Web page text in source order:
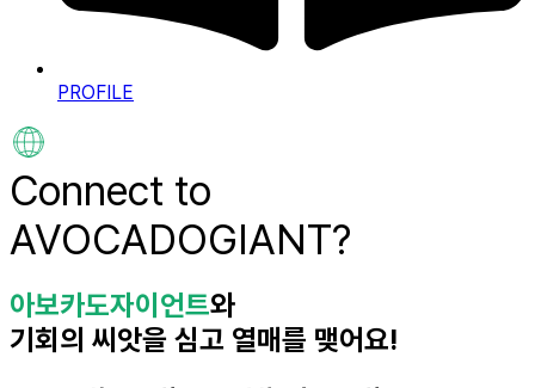
PROFILE
Connect to
AVOCADOGIANT?
아보카도자이언트와
기회의 씨앗을 심고 열매를 맺어요!